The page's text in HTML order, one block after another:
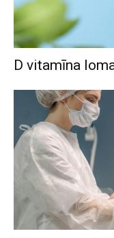
D vitamīna